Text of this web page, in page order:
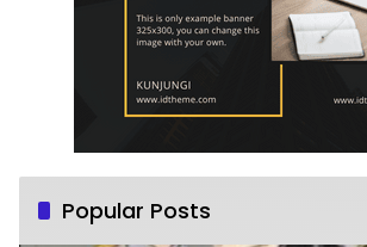
Popular Posts